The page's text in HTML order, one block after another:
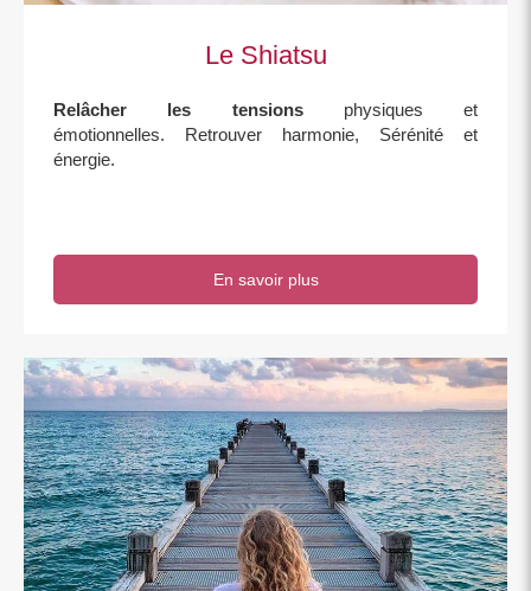
Le Shiatsu
Relâcher les tensionsphysiques et
émotionnelles. Retrouver harmonie, Sérénité et
énergie.
En savoir plus